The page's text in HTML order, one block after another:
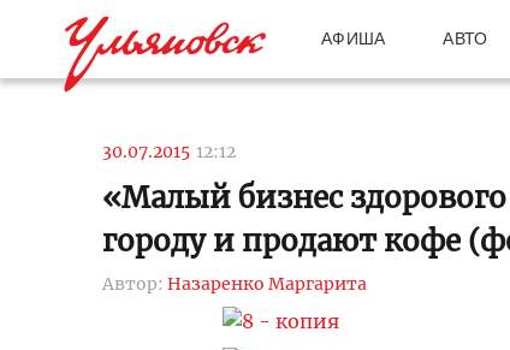
АФИША АВТО
30.07.2015 12:12
«Малый бизнес
городу и продают кофе
Автор: Назаренко Маргарита